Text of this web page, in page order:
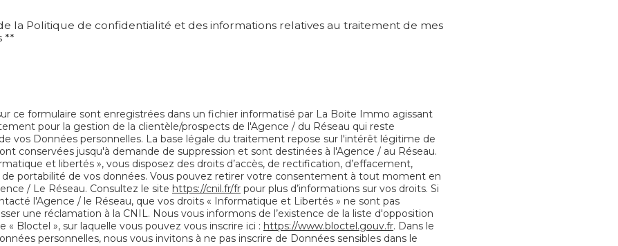
la Politique de confidentialité et des informations relatives au traitement de mes
**
ce formulaire sont enregistrées dans un fichier informatisé par La Boite Immo agissant
pour la gestion de la clientèle/prospects de l'Agence / du Réseau qui reste
vos Données personnelles. La base légale du traitement repose sur l'intérêt légitime de
conservées jusqu'à demande de suppression et sont destinées à l'Agence / au Réseau.
et libertés », vous disposez des droits d’accès, de rectification, d’effacement,
de portabilité de vos données. Vous pouvez retirer votre consentement à tout moment en
/ Le Réseau. Consultez le site https://cnil.fr/fr pour plus d’informations sur vos droits. Si
l'Agence / le Réseau, que vos droits « Informatique et Libertés » ne sont pas
une réclamation à la CNIL. Nous vous informons de l’existence de la liste d'opposition
Bloctel », sur laquelle vous pouvez vous inscrire ici : https://www.bloctel.gouv.fr. Dans le
personnelles, nous vous invitons à ne pas inscrire de Données sensibles dans le